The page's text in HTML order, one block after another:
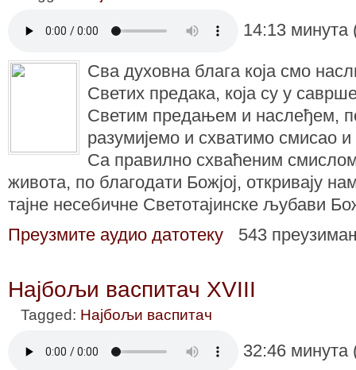
14:13
Сва духовна блага која смо
Светих предака, која су у
Светим предањем и наслеђем,
разумијемо и схватимо смисао
Са правилно схваћеним
живота, по благодати Божјој, откривају
тајне несебичне Светотајинске љубави
Преузмите аудио датотеку
543
Најбољи васпитач XVIII
Tagged: Најбољи васпитач
32:46